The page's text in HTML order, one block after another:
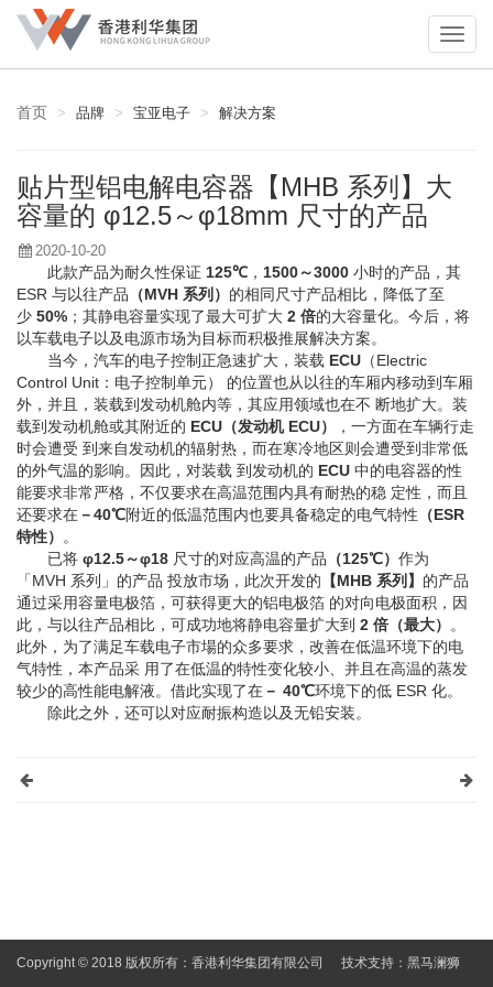
首页 品牌 宝亚电子 解决方案
贴片型铝电解电容器【MHB 系列】大
容量的 φ12.5～φ18mm 尺寸的产品
2020-10-20
此款产品为耐久性保证 125℃ ， 1500～3000 小时的产品，其
ESR 与以往产品 （MVH 系列） 的相同尺寸产品相比，降低了至
少 50% ；其静电容量实现了最大可扩大 2 倍的大容量化。今后，将
以车载电子以及电源市场为目标而积极推展解决方案。
当今，汽车的电子控制正急速扩大，装载 ECU （Electric
Control Unit：电子控制单元） 的位置也从以往的车厢内移动到车厢
外，并且，装载到发动机舱内等，其应用领域也在不 断地扩大。装
载到发动机舱或其附近的 ECU（发动机 ECU）
，一方面在车辆行走
时会遭受 到来自发动机的辐射热，而在寒冷地区则会遭受到非常低
的外气温的影响。因此，对装载 到发动机的 ECU 中的电容器的性
能要求非常严格，不仅要求在高温范围内具有耐热的稳 定性，而且
还要求在 －40℃附近的低温范围内也要具备稳定的电气特性 （ESR
特性）
。
已将 φ12.5～φ18 尺寸的对应高温的产品 （125℃） 作为
「MVH 系列」的产品 投放市场，此次开发的 【MHB 系列】 的产品
通过采用容量电极箔，可获得更大的铝电极箔 的对向电极面积，因
此，与以往产品相比，可成功地将静电容量扩大到 2 倍（最大）
。
此外，为了满足车载电子市場的众多要求，改善在低温环境下的电
气特性，本产品采 用了在低温的特性变化较小、并且在高温的蒸发
较少的高性能电解液。借此实现了在 － 40℃环境下的低 ESR 化。
除此之外，还可以对应耐振构造以及无铅安装。
Copyright © 2018 版权所有：香港利华集团有限公司 技术支持： 黑马澜狮